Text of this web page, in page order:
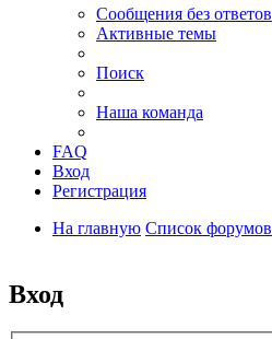
Сообщения без ответов
Активные темы
Поиск
Наша команда
FAQ
Вход
Регистрация
На главную Список форумов
Вход